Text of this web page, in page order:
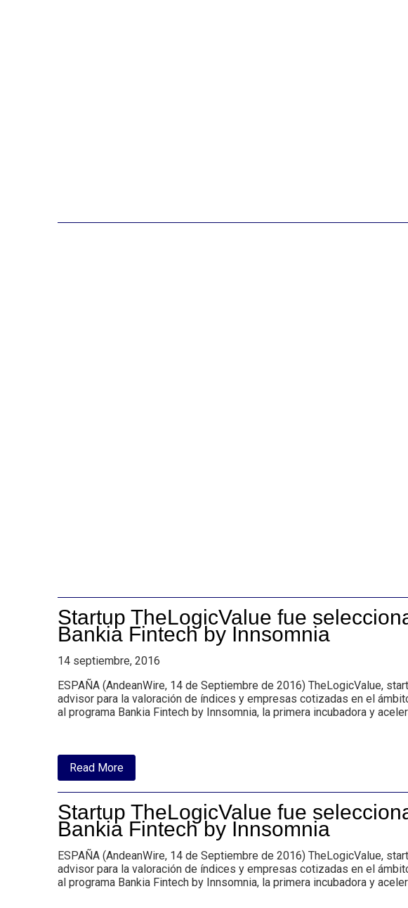
Startup TheLogicValue fue
Bankia Fintech by Innsomnia
14 septiembre, 2016
ESPAÑA (AndeanWire, 14 de Septiembre de 2016) TheLogicValue,
advisor para la valoración de índices y empresas cotizadas en el
al programa Bankia Fintech by Innsomnia, la primera incubadora y
Read Moreabout
Startup
TheLogicValue
seleccionada
para
pertenecer
programa
Bankia
Fintech
by
Startup TheLogicValue fue
Bankia Fintech by Innsomnia
ESPAÑA (AndeanWire, 14 de Septiembre de 2016) TheLogicValue,
advisor para la valoración de índices y empresas cotizadas en el
al programa Bankia Fintech by Innsomnia, la primera incubadora y